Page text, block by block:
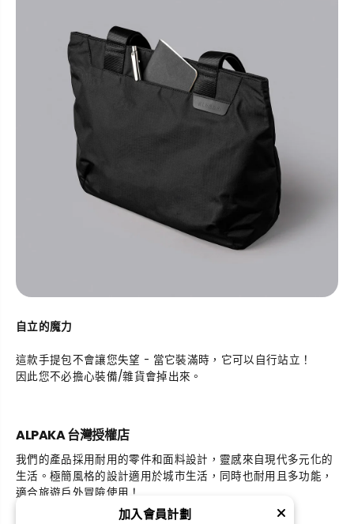
自立的魔力
這款手提包不會讓您失望 - 當它裝滿時，它可以自行站立！
因此您不必擔心裝備/雜貨會掉出來。
ALPAKA 台灣授權店
我們的產品採用耐用的零件和面料設計，靈感來自現代多元化的
生活。極簡風格的設計適用於城市生活，同時也耐用且多功能，
適合旅遊戶外冒險使用！
加入會員計劃